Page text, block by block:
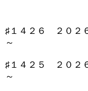
♯１４２６ ２０２
～
♯１４２５ ２０２
～